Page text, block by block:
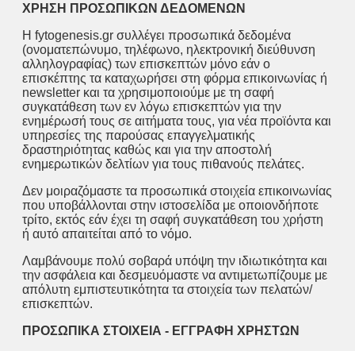
ΧΡΗΣΗ ΠΡΟΣΩΠΙΚΩΝ ΔΕΔΟΜΕΝΩΝ
Η fytogenesis.gr συλλέγει προσωπικά δεδομένα
(ονοματεπώνυμο, τηλέφωνο, ηλεκτρονική διεύθυνση
αλληλογραφίας) των επισκεπτών μόνο εάν ο
επισκέπτης τα καταχωρήσει στη φόρμα επικοινωνίας ή
newsletter και τα χρησιμοποιούμε με τη σαφή
συγκατάθεση των εν λόγω επισκεπτών για την
ενημέρωσή τους σε αιτήματα τους, για νέα προϊόντα και
υπηρεσίες της παρούσας επαγγελματικής
δραστηριότητας καθώς και για την αποστολή
ενημερωτικών δελτίων για τους πιθανούς πελάτες.
Δεν μοιραζόμαστε τα προσωπικά στοιχεία επικοινωνίας
που υποβάλλονται στην ιστοσελίδα με οποιονδήποτε
τρίτο, εκτός εάν έχει τη σαφή συγκατάθεση του χρήστη
ή αυτό απαιτείται από το νόμο.
Λαμβάνουμε πολύ σοβαρά υπόψη την ιδιωτικότητα και
την ασφάλεια και δεσμευόμαστε να αντιμετωπίζουμε με
απόλυτη εμπιστευτικότητα τα στοιχεία των πελατών/
επισκεπτών.
ΠΡΟΣΩΠΙΚΑ ΣΤΟΙΧΕΙΑ - ΕΓΓΡΑΦΗ ΧΡΗΣΤΩΝ